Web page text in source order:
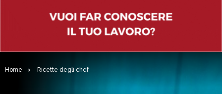
Home > Ricette degli chef